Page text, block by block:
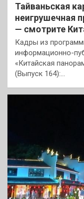
Тайваньская
неигрушечная
— смотрите
Кадры из
информационно-
«Китайская
(Выпуск 164):…